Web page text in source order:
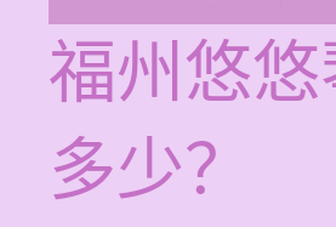
福州悠
多少？